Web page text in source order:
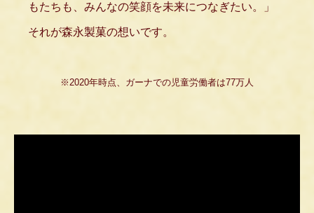
もたちも、みんなの笑顔を未来につなぎたい。」
それが森永製菓の想いです。
※2020年時点、ガーナでの児童労働者は77万人